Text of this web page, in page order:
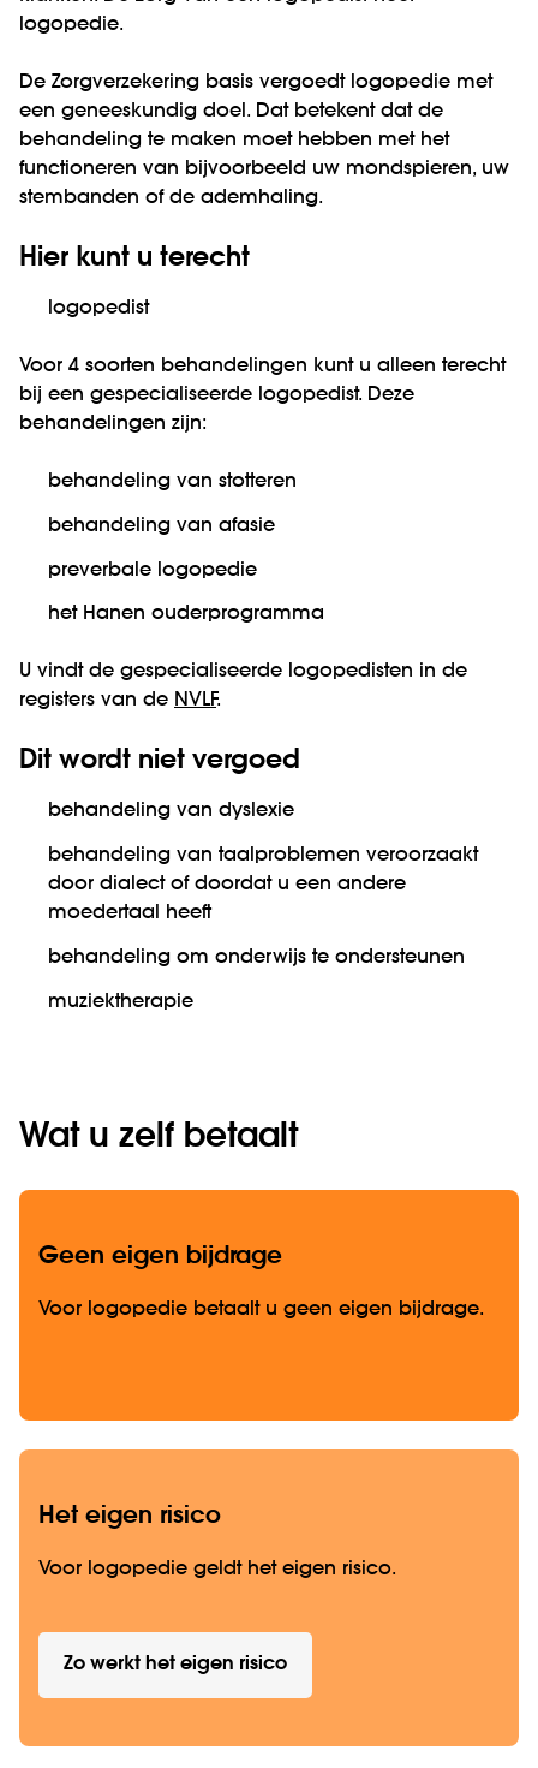
logopedie.
De Zorgverzekering basis vergoedt logopedie met
een geneeskundig doel. Dat betekent dat de
behandeling te maken moet hebben met het
functioneren van bijvoorbeeld uw mondspieren, uw
stembanden of de ademhaling.
Hier kunt u terecht
logopedist
Voor 4 soorten behandelingen kunt u alleen terecht
bij een gespecialiseerde logopedist. Deze
behandelingen zijn:
behandeling van stotteren
behandeling van afasie
preverbale logopedie
het Hanen ouderprogramma
U vindt de gespecialiseerde logopedisten in de
registers van de NVLF.
Dit wordt niet vergoed
behandeling van dyslexie
behandeling van taalproblemen veroorzaakt
door dialect of doordat u een andere
moedertaal heeft
behandeling om onderwijs te ondersteunen
muziektherapie
Wat u zelf betaalt
Geen eigen bijdrage
Voor logopedie betaalt u geen eigen bijdrage.
Het eigen risico
Voor logopedie geldt het eigen risico.
Zo werkt het eigen risico